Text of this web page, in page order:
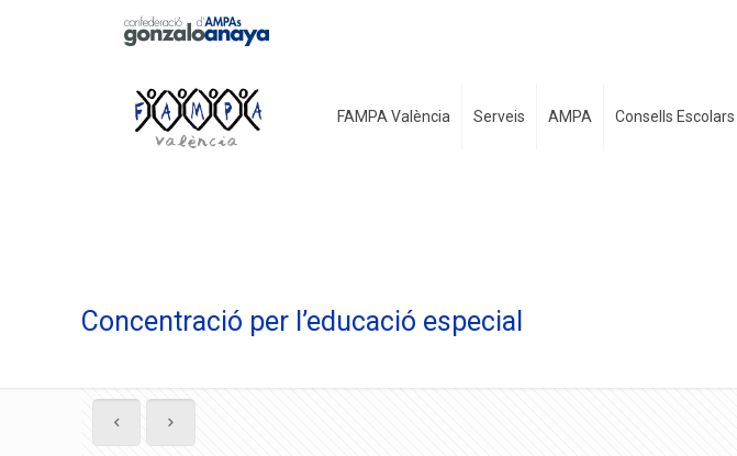
FAMPA València Serveis AMPA Consells Escolars
Concentració per l’educació especial